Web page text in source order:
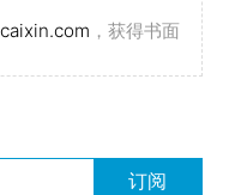
，获得书面
订阅